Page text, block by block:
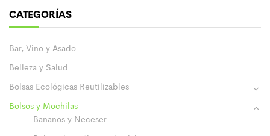
CATEGORÍAS
Bar, Vino y Asado
Belleza y Salud
Bolsas Ecológicas Reutilizables
Bolsos y Mochilas
Bananos y Neceser